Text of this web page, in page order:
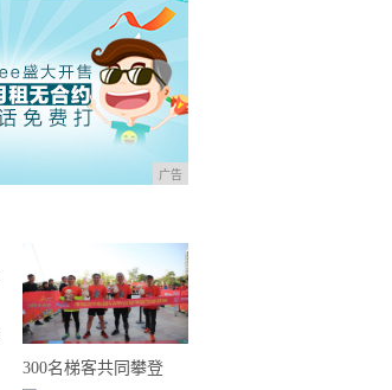
广告
300名梯客共同攀登